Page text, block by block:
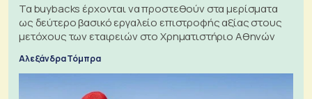
Τα buybacks έρχονται να προστεθούν στα μερίσματα
ως δεύτερο βασικό εργαλείο επιστροφής αξίας στους
μετόχους των εταιρειών στο Χρηματιστήριο Αθηνών
Αλεξάνδρα Τόμπρα